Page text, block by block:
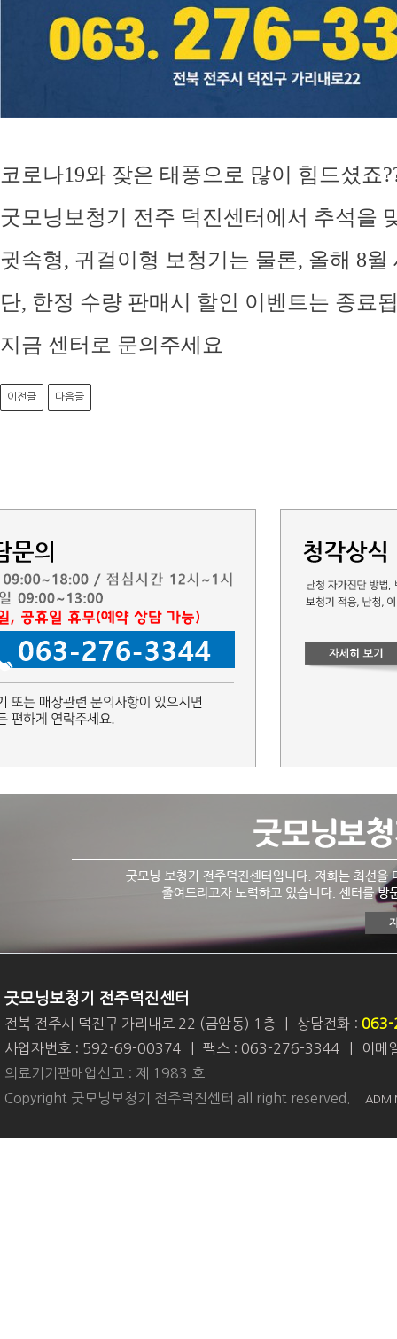
코로나19와 잦은 태풍으로 많이 힘드셨죠
굿모닝보청기 전주 덕진센터에서 추석을
귓속형, 귀걸이형 보청기는 물론, 올해 8
단, 한정 수량 판매시 할인 이벤트는 종료
지금 센터로 문의주세요
이전글 다음글
굿모닝보청기 전주덕진센터
전북 전주시 덕진구 가리내로 22 (금암동) 1층 상담전화 : 063-
사업자번호 : 592-69-00374
팩스 : 063-276-3344
이메
의료기기판매업신고 : 제 1983 호
Copyright 굿모닝보청기 전주덕진센터 all right reserved.